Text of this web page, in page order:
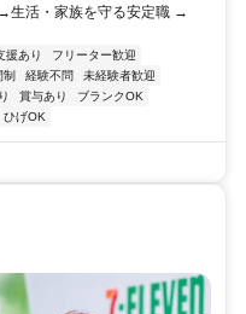
生活・家族を守る安定職 →
援あり
フリーター歓迎
制 経験不問
未経験者歓迎
賞与あり
ブランクOK
ひげOK